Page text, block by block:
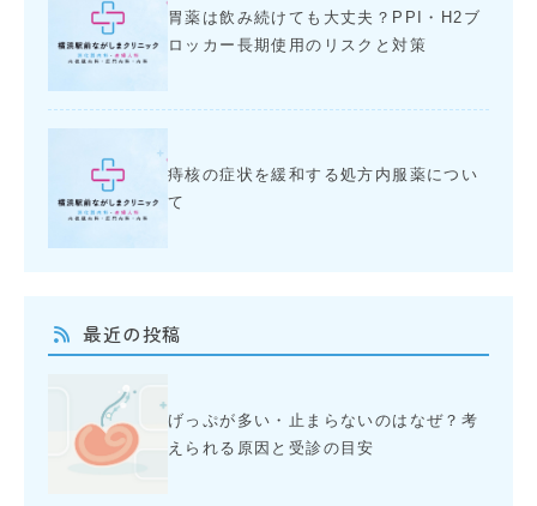
胃薬は飲み続けても大丈夫？PPI・H2ブ
ロッカー長期使用のリスクと対策
痔核の症状を緩和する処方内服薬につい
て
最近の投稿
げっぷが多い・止まらないのはなぜ？考
えられる原因と受診の目安